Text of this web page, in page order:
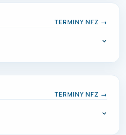
TERMINY NFZ →
TERMINY NFZ →